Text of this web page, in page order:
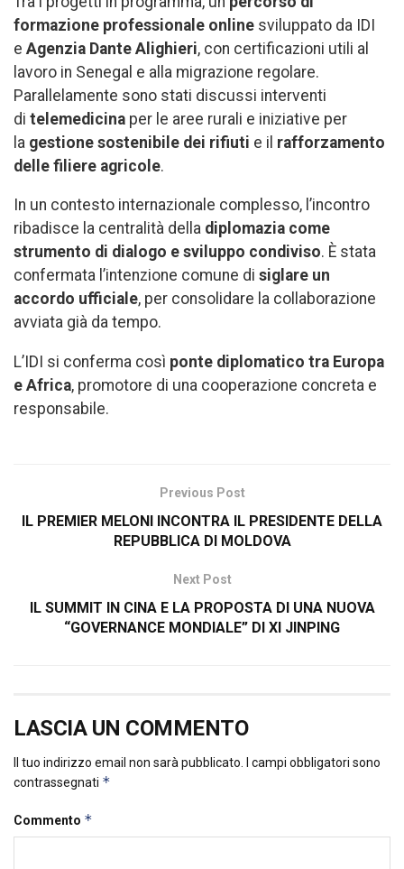
formazione professionale online sviluppato da IDI
e Agenzia Dante Alighieri, con certificazioni utili al
lavoro in Senegal e alla migrazione regolare.
Parallelamente sono stati discussi interventi
di telemedicina per le aree rurali e iniziative per
la gestione sostenibile dei rifiuti e il rafforzamento
delle filiere agricole.
In un contesto internazionale complesso, l’incontro
ribadisce la centralità della diplomazia come
strumento di dialogo e sviluppo condiviso. È stata
confermata l’intenzione comune di siglare un
accordo ufficiale, per consolidare la collaborazione
avviata già da tempo.
L’IDI si conferma così ponte diplomatico tra Europa
e Africa, promotore di una cooperazione concreta e
responsabile.
Previous Post
IL PREMIER MELONI INCONTRA IL PRESIDENTE DELLA
REPUBBLICA DI MOLDOVA
Next Post
IL SUMMIT IN CINA E LA PROPOSTA DI UNA NUOVA
“GOVERNANCE MONDIALE” DI XI JINPING
LASCIA UN COMMENTO
Il tuo indirizzo email non sarà pubblicato.
I campi obbligatori sono
contrassegnati *
Commento *